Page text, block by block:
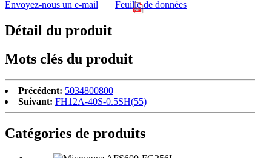
Envoyez-nous un e-mail Feuille de données
Détail du produit
Mots clés du produit
Précédent: 5034800800
Suivant: FH12A-40S-0.5SH(55)
Catégories de produits